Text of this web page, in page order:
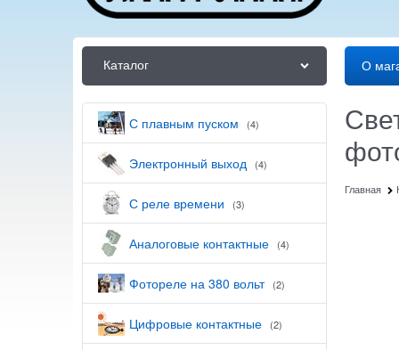
Каталог О
С плавным пуском (4)
Электронный выход (4)
С реле времени (3)
Аналоговые контактные (4)
Фотореле на 380 вольт (2)
Цифровые контактные (2)
Главная